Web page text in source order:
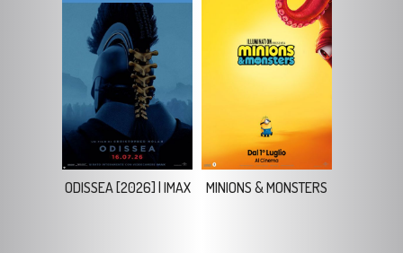
ODISSEA [2026] | IMAX MINIONS & MONSTERS